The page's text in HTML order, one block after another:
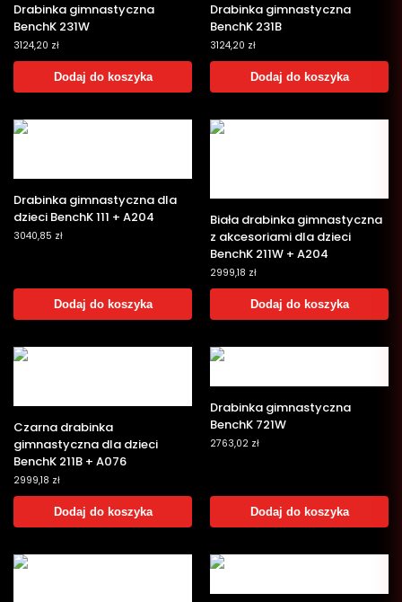
Drabinka gimnastyczna
BenchK 231W
3124,20 zł
Dodaj do koszyka
Drabinka gimnastyczna
BenchK 231B
3124,20 zł
Dodaj do koszyka
Drabinka gimnastyczna dla
dzieci BenchK 111 + A204
3040,85 zł
Dodaj do koszyka
Biała drabinka gimnastyczna
z akcesoriami dla dzieci
BenchK 211W + A204
2999,18 zł
Dodaj do koszyka
Czarna drabinka
gimnastyczna dla dzieci
BenchK 211B + A076
2999,18 zł
Dodaj do koszyka
Drabinka gimnastyczna
BenchK 721W
2763,02 zł
Dodaj do koszyka